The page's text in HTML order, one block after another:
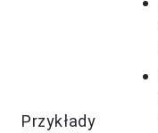
Przykłady